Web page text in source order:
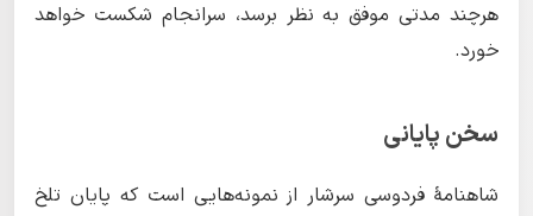
هرچند مدتی موفق به نظر برسد، سرانجام شکست خواهد
خورد.
سخن پایانی
شاهنامهٔ فردوسی سرشار از نمونه‌هایی است که پایان تلخ